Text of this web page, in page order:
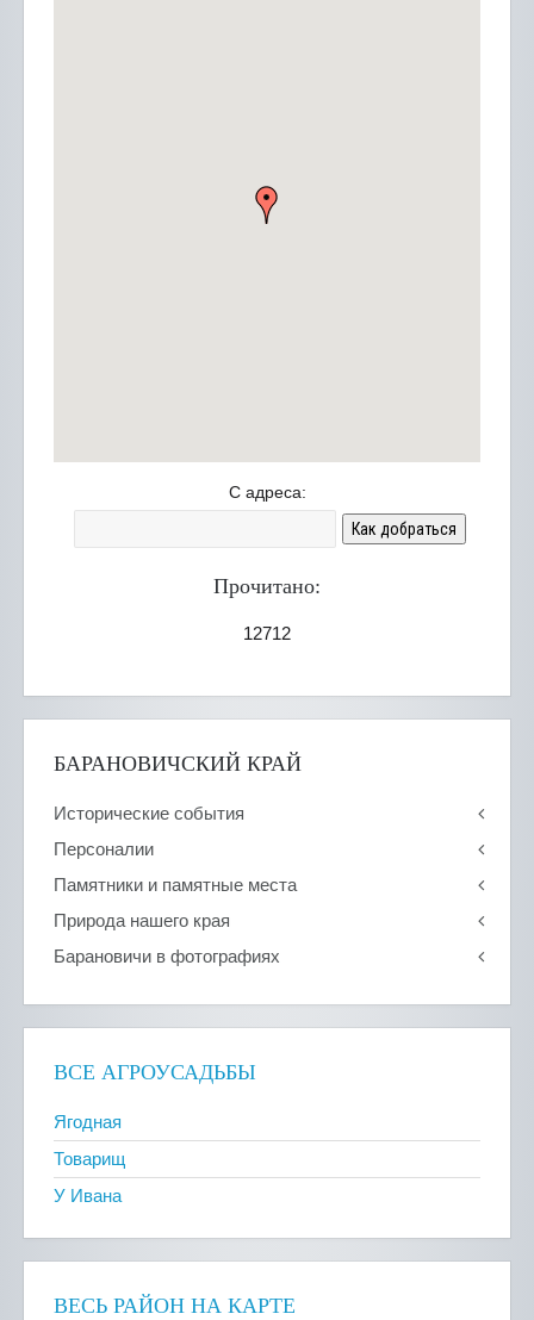
С адреса:
Как добраться
Прочитано:
12712
БАРАНОВИЧСКИЙ КРАЙ
Исторические события
Персоналии
Памятники и памятные места
Природа нашего края
Барановичи в фотографиях
ВСЕ АГРОУСАДЬБЫ
Ягодная
Товарищ
У Ивана
ВЕСЬ РАЙОН НА КАРТЕ